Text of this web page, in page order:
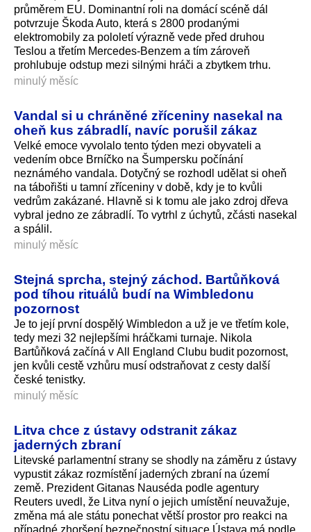
průměrem EU. Dominantní roli na domácí scéně dál
potvrzuje Škoda Auto, která s 2800 prodanými
elektromobily za pololetí výrazně vede před druhou
Teslou a třetím Mercedes-Benzem a tím zároveň
prohlubuje odstup mezi silnými hráči a zbytkem trhu.
minulý měsíc
Vandal si u chráněné zříceniny nasekal na
oheň kus zábradlí, navíc porušil zákaz
Velké emoce vyvolalo tento týden mezi obyvateli a
vedením obce Brníčko na Šumpersku počínání
neznámého vandala. Dotyčný se rozhodl udělat si oheň
na tábořišti u tamní zříceniny v době, kdy je to kvůli
vedrům zakázané. Hlavně si k tomu ale jako zdroj dřeva
vybral jedno ze zábradlí. To vytrhl z úchytů, zčásti nasekal
a spálil.
minulý měsíc
Stejná sprcha, stejný záchod. Bartůňková
pod tíhou rituálů budí na Wimbledonu
pozornost
Je to její první dospělý Wimbledon a už je ve třetím kole,
tedy mezi 32 nejlepšími hráčkami turnaje. Nikola
Bartůňková začíná v All England Clubu budit pozornost,
jen kvůli cestě vzhůru musí odstraňovat z cesty další
české tenistky.
minulý měsíc
Litva chce z ústavy odstranit zákaz
jaderných zbraní
Litevské parlamentní strany se shodly na záměru z ústavy
vypustit zákaz rozmístění jaderných zbraní na území
země. Prezident Gitanas Nauséda podle agentury
Reuters uvedl, že Litva nyní o jejich umístění neuvažuje,
změna má ale státu ponechat větší prostor pro reakci na
případné zhoršení bezpečnostní situace.Ústava má podle